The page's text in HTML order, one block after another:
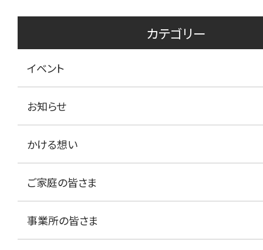
カテゴリー
イベント
お知らせ
かける想い
ご家庭の皆さま
事業所の皆さま